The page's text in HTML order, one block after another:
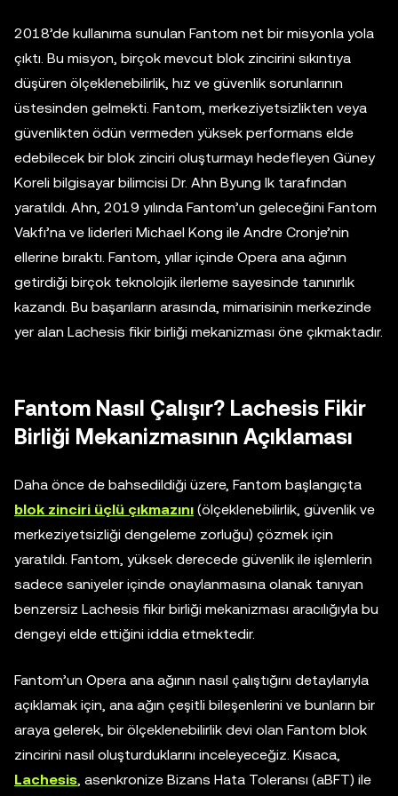
2018’de kullanıma sunulan Fantom net bir misyonla yola
çıktı. Bu misyon, birçok mevcut blok zincirini sıkıntıya
düşüren ölçeklenebilirlik, hız ve güvenlik sorunlarının
üstesinden gelmekti. Fantom, merkeziyetsizlikten veya
güvenlikten ödün vermeden yüksek performans elde
edebilecek bir blok zinciri oluşturmayı hedefleyen Güney
Koreli bilgisayar bilimcisi Dr. Ahn Byung Ik tarafından
yaratıldı. Ahn, 2019 yılında Fantom’un geleceğini Fantom
Vakfı’na ve liderleri Michael Kong ile Andre Cronje’nin
ellerine bıraktı. Fantom, yıllar içinde Opera ana ağının
getirdiği birçok teknolojik ilerleme sayesinde tanınırlık
kazandı. Bu başarıların arasında, mimarisinin merkezinde
yer alan Lachesis fikir birliği mekanizması öne çıkmaktadır.
Fantom Nasıl Çalışır? Lachesis Fikir
Birliği Mekanizmasının Açıklaması
Daha önce de bahsedildiği üzere, Fantom başlangıçta
blok zinciri üçlü çıkmazını (ölçeklenebilirlik, güvenlik ve
merkeziyetsizliği dengeleme zorluğu) çözmek için
yaratıldı. Fantom, yüksek derecede güvenlik ile işlemlerin
sadece saniyeler içinde onaylanmasına olanak tanıyan
benzersiz Lachesis fikir birliği mekanizması aracılığıyla bu
dengeyi elde ettiğini iddia etmektedir.
Fantom’un Opera ana ağının nasıl çalıştığını detaylarıyla
açıklamak için, ana ağın çeşitli bileşenlerini ve bunların bir
araya gelerek, bir ölçeklenebilirlik devi olan Fantom blok
zincirini nasıl oluşturduklarını inceleyeceğiz. Kısaca,
Lachesis, asenkronize Bizans Hata Toleransı (aBFT) ile